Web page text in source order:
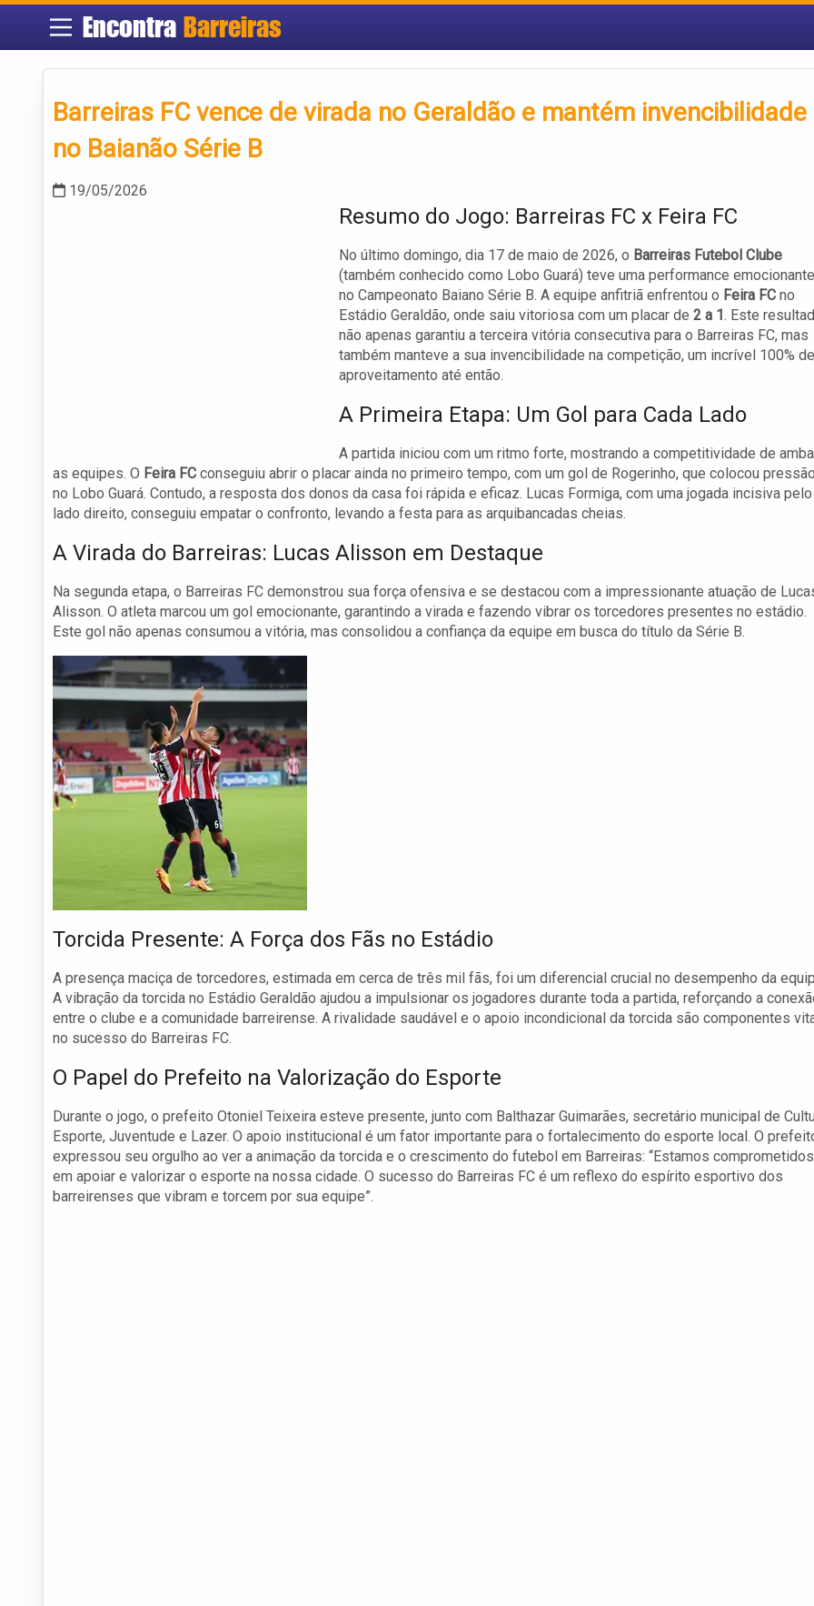
Encontra Barreiras
Barreiras FC vence de virada no Geraldão e mantém invencibilidade
no Baianão Série B
19/05/2026
Resumo do Jogo: Barreiras FC x Feira FC
No último domingo, dia 17 de maio de 2026, o Barreiras Futebol Clube
(também conhecido como Lobo Guará) teve uma performance emocionante
no Campeonato Baiano Série B. A equipe anfitriã enfrentou o Feira FC no
Estádio Geraldão, onde saiu vitoriosa com um placar de 2 a 1 . Este
não apenas garantiu a terceira vitória consecutiva para o Barreiras FC, mas
também manteve a sua invencibilidade na competição, um incrível 100% de
aproveitamento até então.
A Primeira Etapa: Um Gol para Cada Lado
A partida iniciou com um ritmo forte, mostrando a competitividade de
as equipes. O Feira FC conseguiu abrir o placar ainda no primeiro tempo, com um gol de Rogerinho, que colocou
no Lobo Guará. Contudo, a resposta dos donos da casa foi rápida e eficaz. Lucas Formiga, com uma jogada incisiva pelo
lado direito, conseguiu empatar o confronto, levando a festa para as arquibancadas cheias.
A Virada do Barreiras: Lucas Alisson em Destaque
Na segunda etapa, o Barreiras FC demonstrou sua força ofensiva e se destacou com a impressionante atuação de
Alisson. O atleta marcou um gol emocionante, garantindo a virada e fazendo vibrar os torcedores presentes no estádio.
Este gol não apenas consumou a vitória, mas consolidou a confiança da equipe em busca do título da Série B.
Torcida Presente: A Força dos Fãs no Estádio
A presença maciça de torcedores, estimada em cerca de três mil fãs, foi um diferencial crucial no desempenho da
A vibração da torcida no Estádio Geraldão ajudou a impulsionar os jogadores durante toda a partida, reforçando a
entre o clube e a comunidade barreirense. A rivalidade saudável e o apoio incondicional da torcida são componentes
no sucesso do Barreiras FC.
O Papel do Prefeito na Valorização do Esporte
Durante o jogo, o prefeito Otoniel Teixeira esteve presente, junto com Balthazar Guimarães, secretário municipal de
Esporte, Juventude e Lazer. O apoio institucional é um fator importante para o fortalecimento do esporte local. O
expressou seu orgulho ao ver a animação da torcida e o crescimento do futebol em Barreiras: “Estamos comprometidos
em apoiar e valorizar o esporte na nossa cidade. O sucesso do Barreiras FC é um reflexo do espírito esportivo dos
barreirenses que vibram e torcem por sua equipe”.